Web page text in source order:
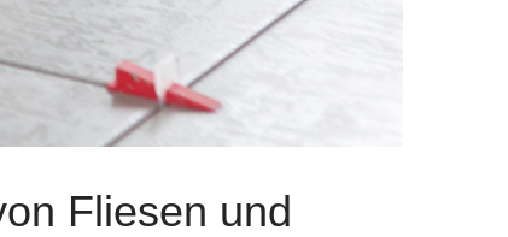
Fliesen und